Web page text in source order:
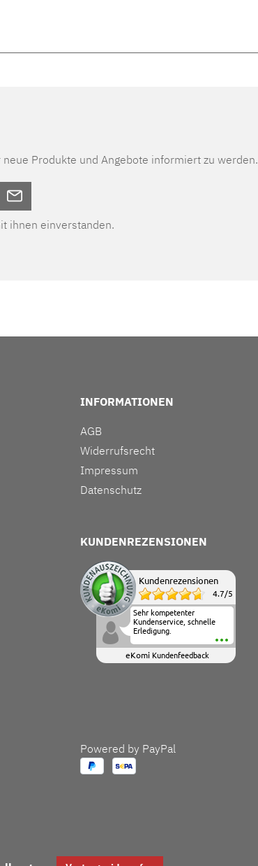
Produkte und Angebote informiert zu werden.
ihnen einverstanden.
INFORMATIONEN
AGB
Widerrufsrecht
Impressum
Datenschutz
KUNDENREZENSIONEN
Kundenrezensionen
4.7/5
Sehr kompetenter
Kundenservice, schnelle
Erledigung.
eKomi Kundenfeedback
Powered by PayPal